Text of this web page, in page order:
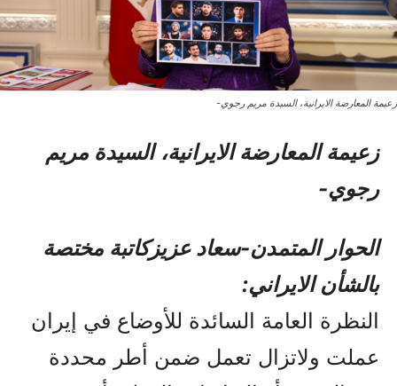
زعيمة المعارضة الايرانية، السيدة مريم رجوي-
زعيمة المعارضة الايرانية، السيدة مريم
رجوي-
الحوار المتمدن-سعاد عزيزکاتبة مختصة
بالشأن الايراني:
النظرة العامة السائدة للأوضاع في إيران
عملت ولاتزال تعمل ضمن أطر محددة